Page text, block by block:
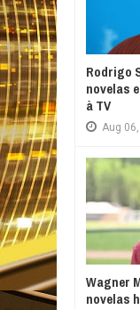
Rodrigo
novelas
à TV
Aug 06,
Wagner
novelas